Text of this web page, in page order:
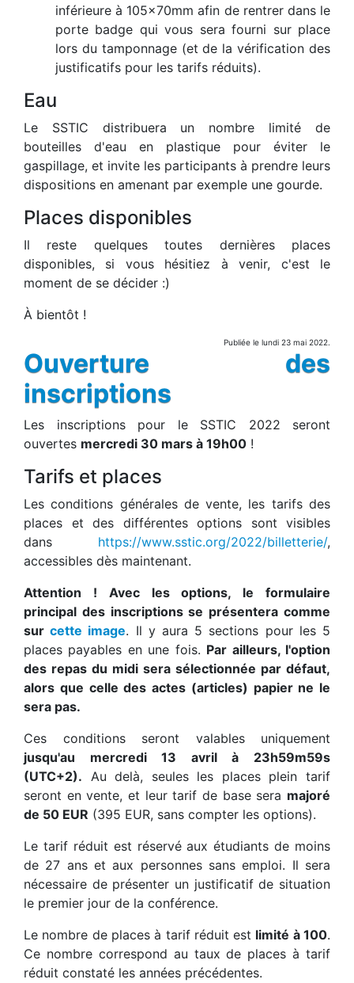
inférieure à 105x70mm afin de rentrer dans le
porte badge qui vous sera fourni sur place
lors du tamponnage (et de la vérification des
justificatifs pour les tarifs réduits).
Eau
Le SSTIC distribuera un nombre limité de
bouteilles d'eau en plastique pour éviter le
gaspillage, et invite les participants à prendre leurs
dispositions en amenant par exemple une gourde.
Places disponibles
Il reste quelques toutes dernières places
disponibles, si vous hésitiez à venir, c'est le
moment de se décider :)
À bientôt !
Publiée le lundi 23 mai 2022.
Ouverture des
inscriptions
Les inscriptions pour le SSTIC 2022 seront
ouvertes mercredi 30 mars à 19h00 !
Tarifs et places
Les conditions générales de vente, les tarifs des
places et des différentes options sont visibles
dans https://www.sstic.org/2022/billetterie/,
accessibles dès maintenant.
Attention ! Avec les options, le formulaire
principal des inscriptions se présentera comme
surcette image. Il y aura 5 sections pour les 5
places payables en une fois. Par ailleurs, l'option
des repas du midi sera sélectionnée par défaut,
alors que celle des actes (articles) papier ne le
sera pas.
Ces conditions seront valables uniquement
jusqu'au mercredi 13 avril à 23h59m59s
(UTC+2). Au delà, seules les places plein tarif
seront en vente, et leur tarif de base sera majoré
de 50 EUR (395 EUR, sans compter les options).
Le tarif réduit est réservé aux étudiants de moins
de 27 ans et aux personnes sans emploi. Il sera
nécessaire de présenter un justificatif de situation
le premier jour de la conférence.
Le nombre de places à tarif réduit est limité à 100.
Ce nombre correspond au taux de places à tarif
réduit constaté les années précédentes.